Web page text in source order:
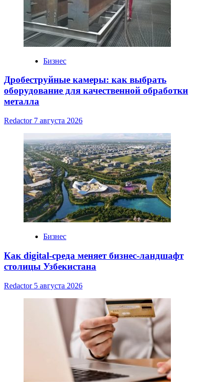
Бизнес
Дробеструйные камеры: как выбрать
оборудование для качественной обработки
металла
Redactor 7 августа 2026
Бизнес
Как digital-среда меняет бизнес-ландшафт
столицы Узбекистана
Redactor 5 августа 2026